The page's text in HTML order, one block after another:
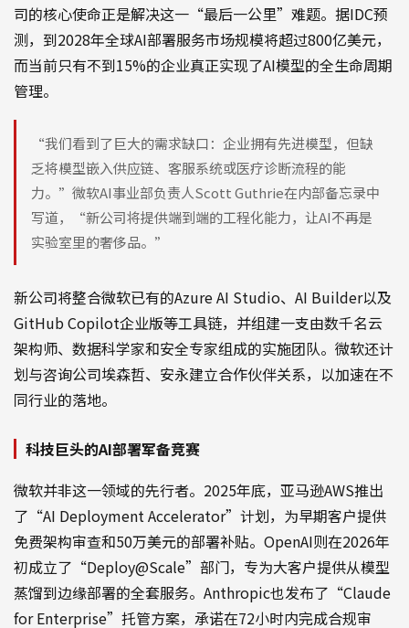
司的核心使命正是解决这一“最后一公里”难题。据IDC预
测，到2028年全球AI部署服务市场规模将超过800亿美元，
而当前只有不到15%的企业真正实现了AI模型的全生命周期
管理。
“我们看到了巨大的需求缺口：企业拥有先进模型，但缺
乏将模型嵌入供应链、客服系统或医疗诊断流程的能
力。”微软AI事业部负责人Scott Guthrie在内部备忘录中
写道，“新公司将提供端到端的工程化能力，让AI不再是
实验室里的奢侈品。”
新公司将整合微软已有的Azure AI Studio、AI Builder以及
GitHub Copilot企业版等工具链，并组建一支由数千名云
架构师、数据科学家和安全专家组成的实施团队。微软还计
划与咨询公司埃森哲、安永建立合作伙伴关系，以加速在不
同行业的落地。
科技巨头的AI部署军备竞赛
微软并非这一领域的先行者。2025年底，亚马逊AWS推出
了“AI Deployment Accelerator”计划，为早期客户提供
免费架构审查和50万美元的部署补贴。OpenAI则在2026年
初成立了“Deploy@Scale”部门，专为大客户提供从模型
蒸馏到边缘部署的全套服务。Anthropic也发布了“Claude
for Enterprise”托管方案，承诺在72小时内完成合规审